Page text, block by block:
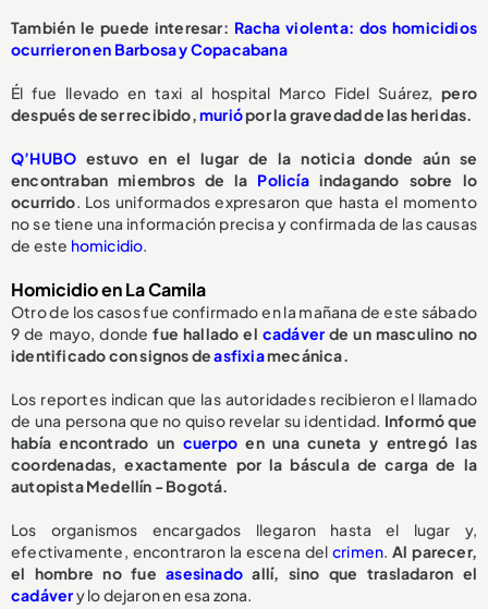
También le puede interesar: Racha violenta: dos homicidios
ocurrieron en Barbosa y Copacabana
Él fue llevado en taxi al hospital Marco Fidel Suárez,pero
después de ser recibido, muriópor la gravedad de las heridas.
Q’HUBO estuvo en el lugar de la noticia donde aún se
encontraban miembros de la Policíaindagando sobre lo
ocurrido . Los uniformados expresaron que hasta el momento
no se tiene una información precisa y confirmada de las causas
de este homicidio
Homicidio en La Camila
Otro de los casos fue confirmado en la mañana de este sábado
9 de mayo, dondefue hallado el cadáver de un masculino no
identificado con signos deasfixiamecánica.
Los reportes indican que las autoridades recibieron el llamado
de una persona que no quiso revelar su identidad. Informó que
había encontrado un cuerpoen una cuneta y entregó las
coordenadas, exactamente por la báscula de carga de la
autopista Medellín - Bogotá.
Los organismos encargados llegaron hasta el lugar y,
efectivamente, encontraron la escena delcrimen Al parecer,
el hombre no fueasesinado allí, sino que trasladaron el
cadávery lo dejaron en esa zona.